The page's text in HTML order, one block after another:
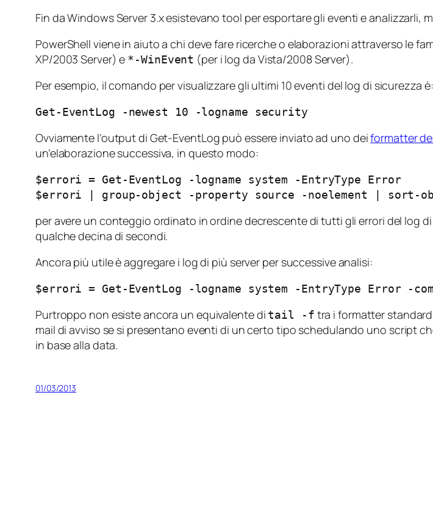
Fin da Windows Server 3.x esistevano tool per esportare gli eventi e analizzarli,
PowerShell viene in aiuto a chi deve fare ricerche o elaborazioni attraverso le
XP/2003 Server) e *-WinEvent (per i log da Vista/2008 Server).
Per esempio, il comando per visualizzare gli ultimi 10 eventi del log di sicurezza è:
Get-EventLog -newest 10 -logname security
Ovviamente l’output di Get-EventLog può essere inviato ad uno deiformatter
un’elaborazione successiva, in questo modo:
$errori = Get-EventLog -logname system -EntryType Error
$errori | group-object -property source -noelement | sort-
per avere un conteggio ordinato in ordine decrescente di tutti gli errori del log
qualche decina di secondi.
Ancora più utile è aggregare i log di più server per successive analisi:
$errori = Get-EventLog -logname system -EntryType Error -
Purtroppo non esiste ancora un equivalente di tail -f tra i formatter
mail di avviso se si presentano eventi di un certo tipo schedulando uno script
in base alla data.
01/03/2013